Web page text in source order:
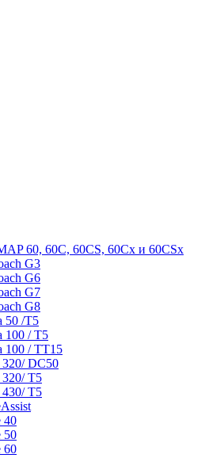
60, 60C, 60CS, 60Cx и 60CSx
G3
G6
G7
G8
50 /T5
100 / T5
100 / TT15
DC50
T5
T5
40
50
60